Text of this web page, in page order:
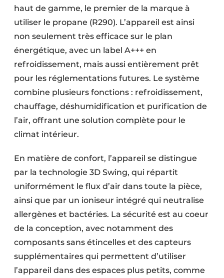
haut de gamme, le premier de la marque à
utiliser le propane (R290). L’appareil est ainsi
non seulement très efficace sur le plan
énergétique, avec un label A+++ en
refroidissement, mais aussi entièrement prêt
pour les réglementations futures. Le système
combine plusieurs fonctions : refroidissement,
chauffage, déshumidification et purification de
l’air, offrant une solution complète pour le
climat intérieur.
En matière de confort, l’appareil se distingue
par la technologie 3D Swing, qui répartit
uniformément le flux d’air dans toute la pièce,
ainsi que par un ioniseur intégré qui neutralise
allergènes et bactéries. La sécurité est au coeur
de la conception, avec notamment des
composants sans étincelles et des capteurs
supplémentaires qui permettent d’utiliser
l’appareil dans des espaces plus petits, comme